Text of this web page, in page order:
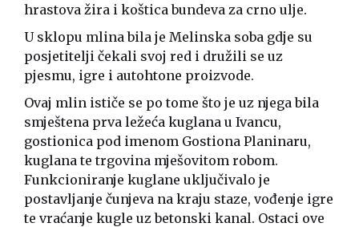
hrastova žira i koštica bundeva za crno ulje.
U sklopu mlina bila je Melinska soba gdje su
posjetitelji čekali svoj red i družili se uz
pjesmu, igre i autohtone proizvode.
Ovaj mlin ističe se po tome što je uz njega bila
smještena prva ležeća kuglana u Ivancu,
gostionica pod imenom Gostiona Planinaru,
kuglana te trgovina mješovitom robom.
Funkcioniranje kuglane uključivalo je
postavljanje čunjeva na kraju staze, vođenje igre
te vraćanje kugle uz betonski kanal. Ostaci ove